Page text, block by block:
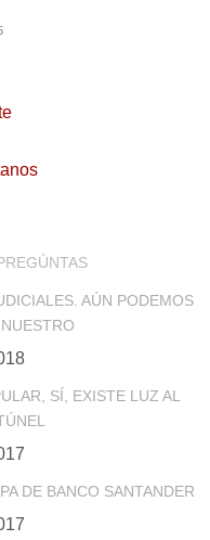
AÚN PODEMOS
SÍ, EXISTE LUZ AL
DE BANCO SANTANDER